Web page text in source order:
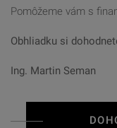
Pomôžeme vám s
Obhliadku si
Ing. Martin Seman